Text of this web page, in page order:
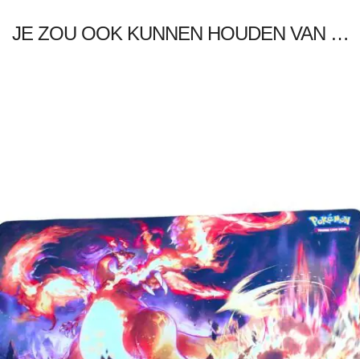
JE ZOU OOK KUNNEN HOUDEN VAN …
€15.00